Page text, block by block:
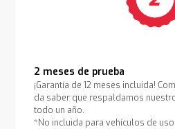
2 meses de prueba
¡Garantía de 12 meses incluida!
da saber que respaldamos
todo un año.
*No incluida para vehículos de